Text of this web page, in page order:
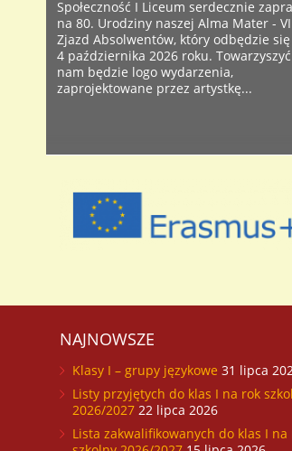
Społeczność I Liceum serdecznie
na 80. Urodziny naszej Alma Mater - VI
Zjazd Absolwentów, który odbędzie
4 października 2026 roku. Towarzyszyć
nam będzie logo wydarzenia,
zaprojektowane przez artystkę...
NAJNOWSZE
Klasy I – grupy językowe 31 lipca
Listy przyjętych do klas I na rok
2026/2027 22 lipca 2026
Lista zakwalifikowanych do klas I na